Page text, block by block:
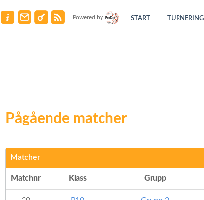
Powered by START
Pågående matcher
Matcher
Matchnr Klass Grupp